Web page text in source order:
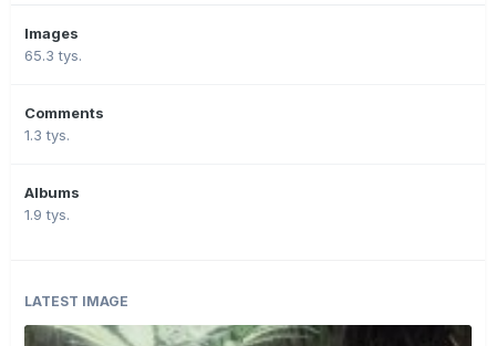
Images
65.3 tys.
Comments
1.3 tys.
Albums
1.9 tys.
LATEST IMAGE